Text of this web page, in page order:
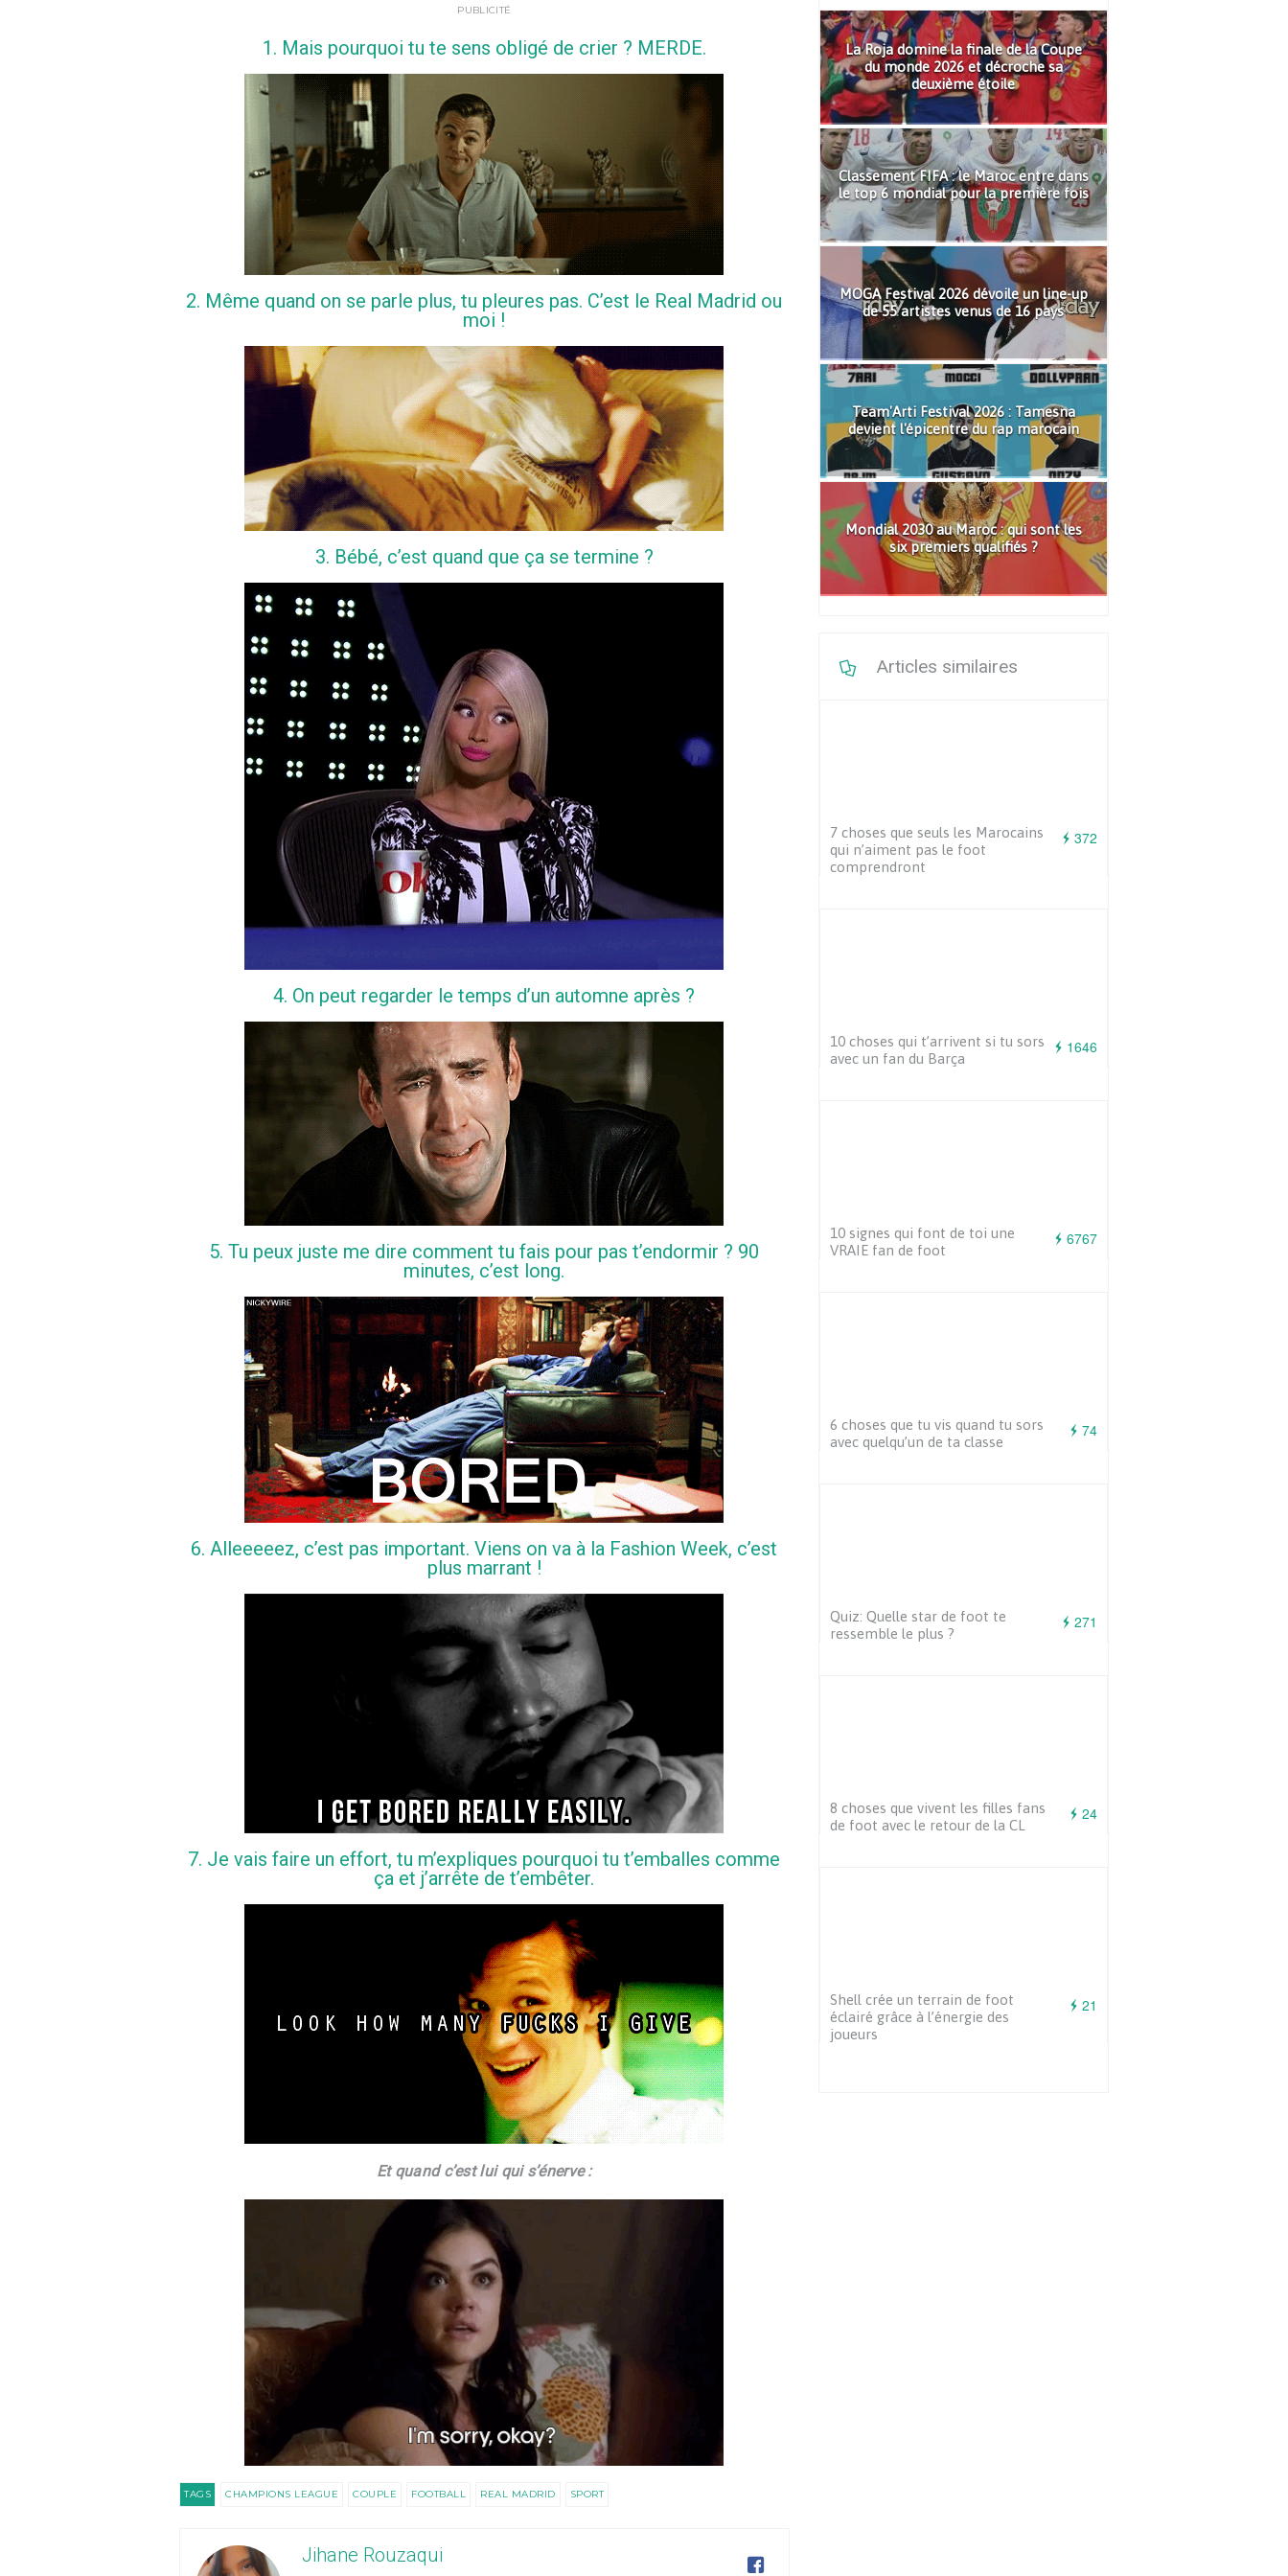
PUBLICITÉ
1. Mais pourquoi tu te sens obligé de crier ? MERDE.
2. Même quand on se parle plus, tu pleures pas. C’est le Real Madrid ou
moi !
3. Bébé, c’est quand que ça se termine ?
4. On peut regarder le temps d’un automne après ?
5. Tu peux juste me dire comment tu fais pour pas t’endormir ? 90
minutes, c’est long.
6. Alleeeeez, c’est pas important. Viens on va à la Fashion Week, c’est
plus marrant !
7. Je vais faire un effort, tu m’expliques pourquoi tu t’emballes comme
ça et j’arrête de t’embêter.
Et quand c’est lui qui s’énerve :
TAGS CHAMPIONS LEAGUE COUPLE FOOTBALL REAL MADRID SPORT
Jihane Rouzaqui 
La Roja domine la finale de la Coupe
du monde 2026 et décroche sa
deuxième étoile
Classement FIFA : le Maroc entre dans
le top 6 mondial pour la première fois
MOGA Festival 2026 dévoile un line-up
de 55 artistes venus de 16 pays
Team'Arti Festival 2026 : Tamesna
devient l'épicentre du rap marocain
Mondial 2030 au Maroc : qui sont les
six premiers qualifiés ?
Articles similaires
372
7 choses que seuls les Marocains
qui n’aiment pas le foot
comprendront
1646
10 choses qui t’arrivent si tu sors
avec un fan du Barça
6767
10 signes qui font de toi une
VRAIE fan de foot
74
6 choses que tu vis quand tu sors
avec quelqu’un de ta classe
271
Quiz: Quelle star de foot te
ressemble le plus ?
24
8 choses que vivent les filles fans
de foot avec le retour de la CL
21
Shell crée un terrain de foot
éclairé grâce à l’énergie des
joueurs